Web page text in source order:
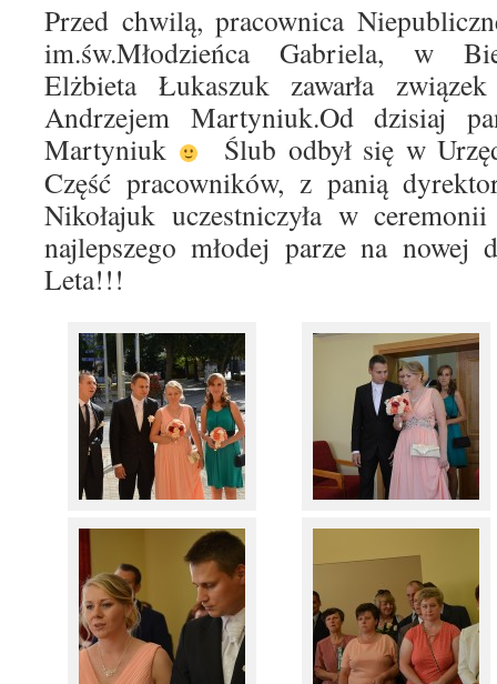
Przed chwilą, pracownica
im.św.Młodzieńca Gabriela, w
Elżbieta Łukaszuk zawarła
Andrzejem Martyniuk.Od dzisiaj
Martyniuk
Ślub odbył się w
Część pracowników, z panią
Nikołajuk uczestniczyła w
najlepszego młodej parze na nowej
Leta!!!